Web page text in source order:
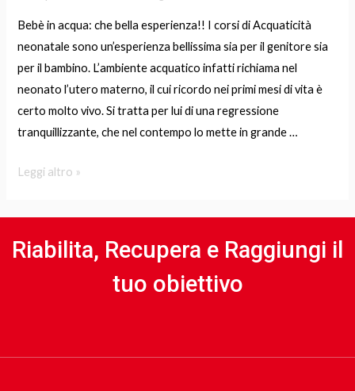
Bebè in acqua: che bella esperienza!! I corsi di Acquaticità
neonatale sono un’esperienza bellissima sia per il genitore sia
per il bambino. L’ambiente acquatico infatti richiama nel
neonato l’utero materno, il cui ricordo nei primi mesi di vita è
certo molto vivo. Si tratta per lui di una regressione
tranquillizzante, che nel contempo lo mette in grande …
Leggi altro »
Riabilita, Recupera e Raggiungi il
tuo obiettivo